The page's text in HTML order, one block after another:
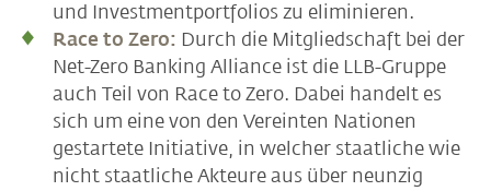
und Investmentportfolios zu eliminieren.
Race to Zero: Durch die Mitgliedschaft bei der
Net-Zero Banking Alliance ist die LLB-Gruppe
auch Teil von Race to Zero. Dabei handelt es
sich um eine von den Vereinten Nationen
gestartete Initiative, in welcher staatliche wie
nicht staatliche Akteure aus über neunzig